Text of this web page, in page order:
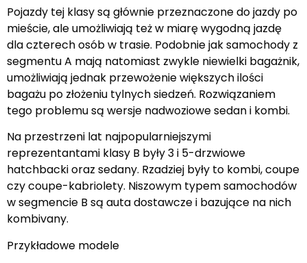
Pojazdy tej klasy są głównie przeznaczone do jazdy po
mieście, ale umożliwiają też w miarę wygodną jazdę
dla czterech osób w trasie. Podobnie jak samochody z
segmentu A mają natomiast zwykle niewielki bagażnik,
umożliwiają jednak przewożenie większych ilości
bagażu po złożeniu tylnych siedzeń. Rozwiązaniem
tego problemu są wersje nadwoziowe sedan i kombi.
Na przestrzeni lat najpopularniejszymi
reprezentantami klasy B były 3 i 5-drzwiowe
hatchbacki oraz sedany. Rzadziej były to kombi, coupe
czy coupe-kabriolety. Niszowym typem samochodów
w segmencie B są auta dostawcze i bazujące na nich
kombivany.
Przykładowe modele